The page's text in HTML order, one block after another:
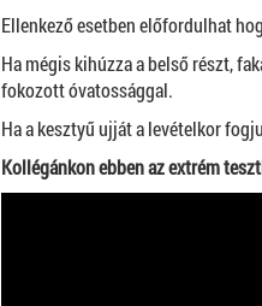
Ellenkező esetben előfordulhat
Ha mégis kihúzza a belső részt,
fokozott óvatossággal.
Ha a kesztyű ujját a levételkor
Kollégánkon ebben az extrém